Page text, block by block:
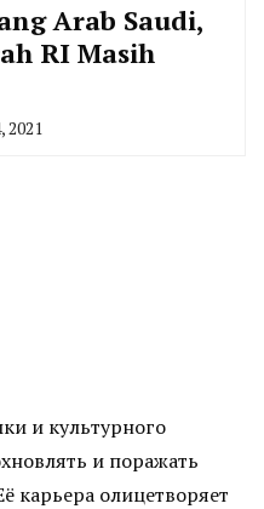
Arab Saudi,
RI Masih
2021
и культурного
и поражать
карьера олицетворяет